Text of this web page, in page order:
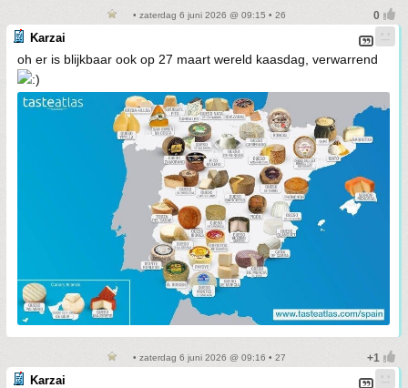
• zaterdag 6 juni 2026 @ 09:15 • 26
Karzai
oh er is blijkbaar ook op 27 maart wereld kaasdag, verwarrend
• zaterdag 6 juni 2026 @ 09:16 • 27
Karzai